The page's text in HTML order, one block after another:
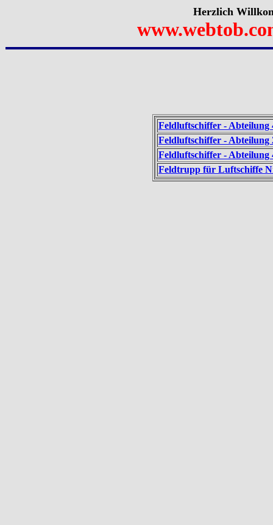
Herzlich
Feldluftschiffer - Abteilung
Feldluftschiffer -
Feldluftschiffer - Abteilung
Feldtrupp für Luftschiffe